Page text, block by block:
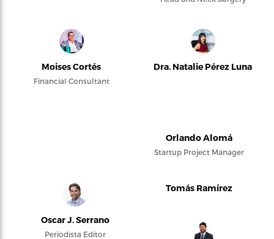
Moises Cortés
Financial Consultant
Dra. Natalie Pérez Luna
Orlando Alomá
Startup Project Manager
Oscar J. Serrano
Periodista Editor
Tomás Ramírez